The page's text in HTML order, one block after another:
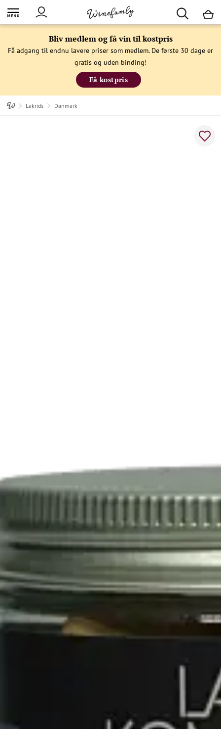
Bliv medlem og få vin til kostpris
Få adgang til endnu lavere priser som medlem. De første 30 dage er
gratis og uden binding!
Få kostpris
Lakrids Danmark